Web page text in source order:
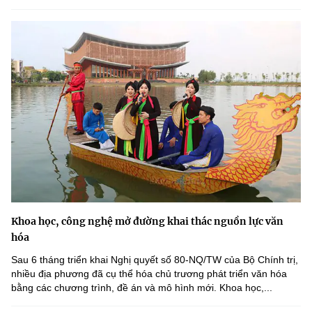
Khoa học, công nghệ mở đường khai thác nguồn lực văn
hóa
Sau 6 tháng triển khai Nghị quyết số 80-NQ/TW của Bộ Chính trị,
nhiều địa phương đã cụ thể hóa chủ trương phát triển văn hóa
bằng các chương trình, đề án và mô hình mới. Khoa học,...